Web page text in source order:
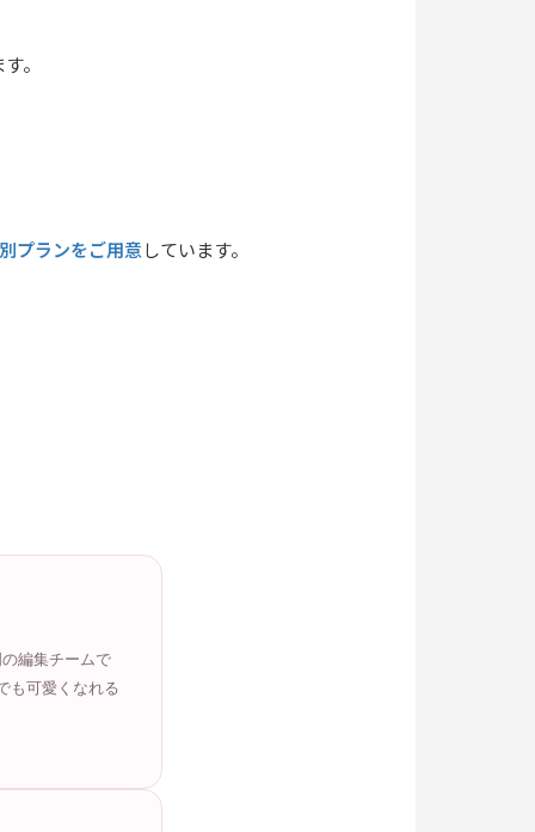
。
プランをご用意しています。
編集チームで
も可愛くなれる